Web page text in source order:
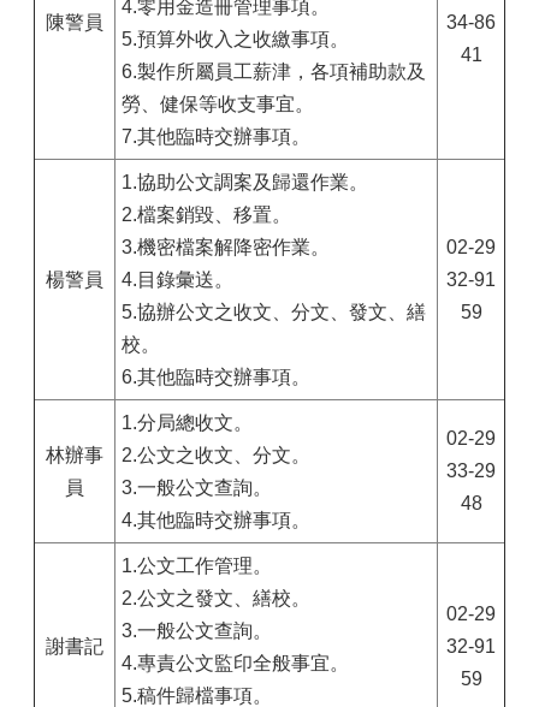
陳警員
4.零用金造冊管理事項。
5.預算外收入之收繳事項。
6.製作所屬員工薪津，各項補助款及
勞、健保等收支事宜。
7.其他臨時交辦事項。
34-86
41
楊警員
1.協助公文調案及歸還作業。
2.檔案銷毀、移置。
3.機密檔案解降密作業。
4.目錄彙送。
5.協辦公文之收文、分文、發文、繕
校。
6.其他臨時交辦事項。
02-29
32-91
59
林辦事
員
1.分局總收文。
2.公文之收文、分文。
3.一般公文查詢。
4.其他臨時交辦事項。
02-29
33-29
48
謝書記
1.公文工作管理。
2.公文之發文、繕校。
3.一般公文查詢。
4.專責公文監印全般事宜。
5.稿件歸檔事項。
02-29
32-91
59